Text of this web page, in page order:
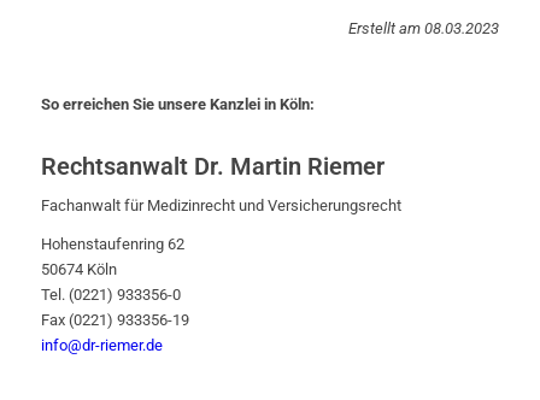
Erstellt am 08.03.2023
So erreichen Sie unsere Kanzlei in Köln:
Rechtsanwalt Dr. Martin Riemer
Fachanwalt für Medizinrecht und Versicherungsrecht
Hohenstaufenring 62
50674 Köln
Tel. (0221) 933356-0
Fax (0221) 933356-19
info@dr-riemer.de